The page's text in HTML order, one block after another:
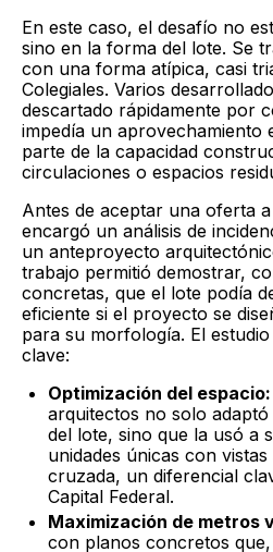
En este caso, el desafío no
sino en la forma del lote. Se
con una forma atípica, casi
Colegiales. Varios
descartado rápidamente por
impedía un aprovechamiento
parte de la capacidad
circulaciones o espacios
Antes de aceptar una oferta
encargó un análisis de
un anteproyecto
trabajo permitió demostrar,
concretas, que el lote podía
eficiente si el proyecto se
para su morfología. El
clave:
Optimización del espacio:
arquitectos no solo
del lote, sino que la usó a
unidades únicas con
cruzada, un diferencial
Capital Federal.
Maximización de metros
con planos concretos